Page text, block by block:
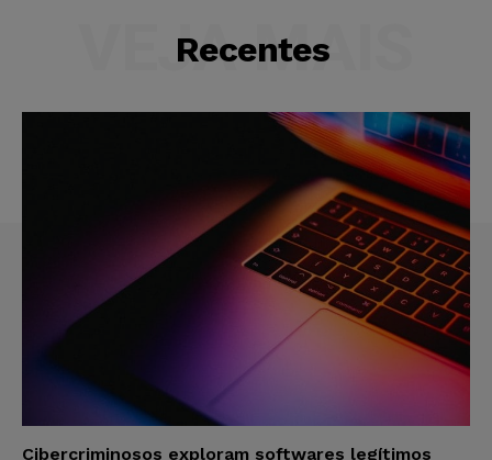
Recentes
VEJA MAIS
Cibercriminosos exploram softwares legítimos